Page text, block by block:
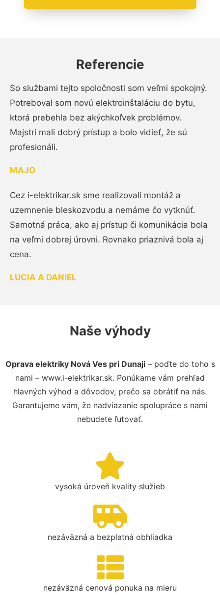
Referencie
So službami tejto spoločnosti som veľmi spokojný.
Potreboval som novú elektroinštaláciu do bytu,
ktorá prebehla bez akýchkoľvek problémov.
Majstri mali dobrý prístup a bolo vidieť, že sú
profesionáli.
MAJO
Cez i-elektrikar.sk sme realizovali montáž a
uzemnenie bleskozvodu a nemáme čo vytknúť.
Samotná práca, ako aj prístup či komunikácia bola
na veľmi dobrej úrovni. Rovnako priaznivá bola aj
cena.
LUCIA A DANIEL
Naše výhody
Oprava elektriky Nová Ves pri Dunaji– poďte do toho s
nami – www.i-elektrikar.sk. Ponúkame vám prehľad
hlavných výhod a dôvodov, prečo sa obrátiť na nás.
Garantujeme vám, že nadviazanie spolupráce s nami
nebudete ľutovať.
vysoká úroveň kvality služieb
nezáväzná a bezplatná obhliadka
nezáväzná cenová ponuka na mieru